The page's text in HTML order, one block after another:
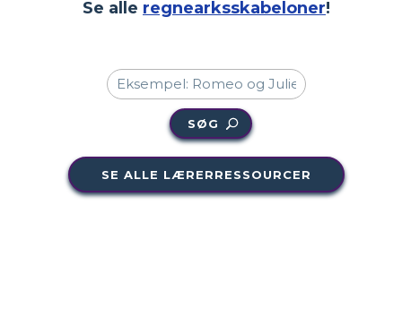
Se alle regnearksskabeloner!
SØG
SE ALLE LÆRERRESSOURCER